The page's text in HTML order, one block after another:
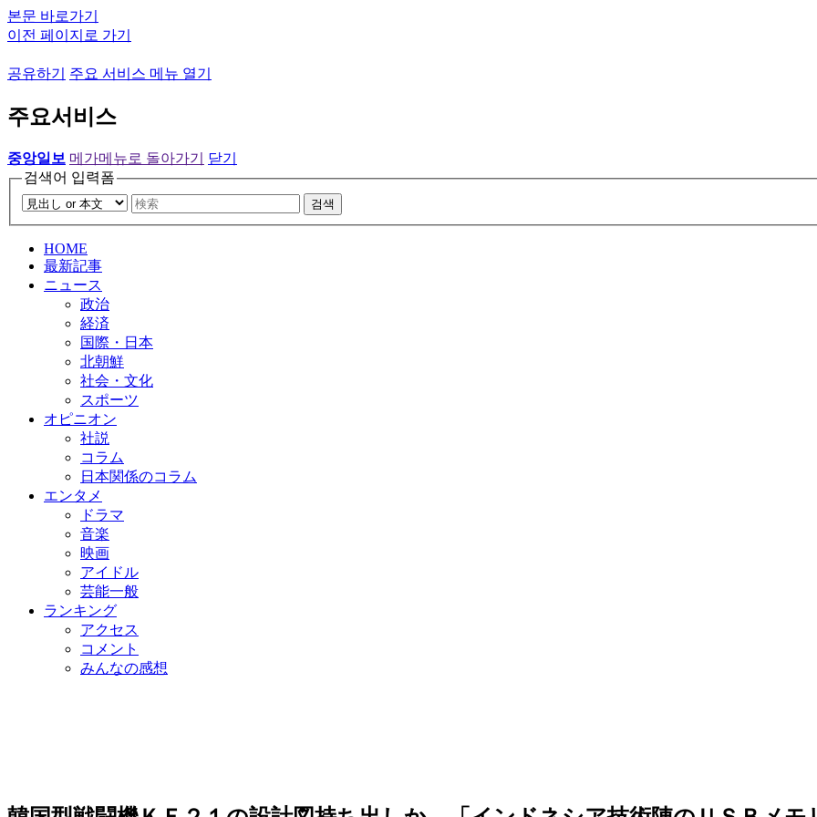
본문 바로가기
이전 페이지로 가기
공유하기 주요 서비스 메뉴 열기
주요서비스
중앙일보 메가메뉴로 돌아가기
닫기
검색어 입력폼
검색
HOME
最新記事
ニュース
政治
経済
国際・日本
北朝鮮
社会・文化
スポーツ
オピニオン
社説
コラム
日本関係のコラム
エンタメ
ドラマ
音楽
映画
アイドル
芸能一般
ランキング
アクセス
コメント
みんなの感想